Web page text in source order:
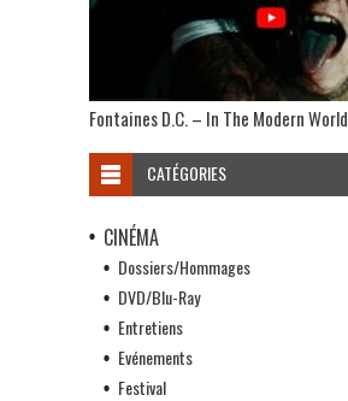
Fontaines D.C. – In The Modern World
CATÉGORIES
CINÉMA
Dossiers/Hommages
DVD/Blu-Ray
Entretiens
Evénements
Festival